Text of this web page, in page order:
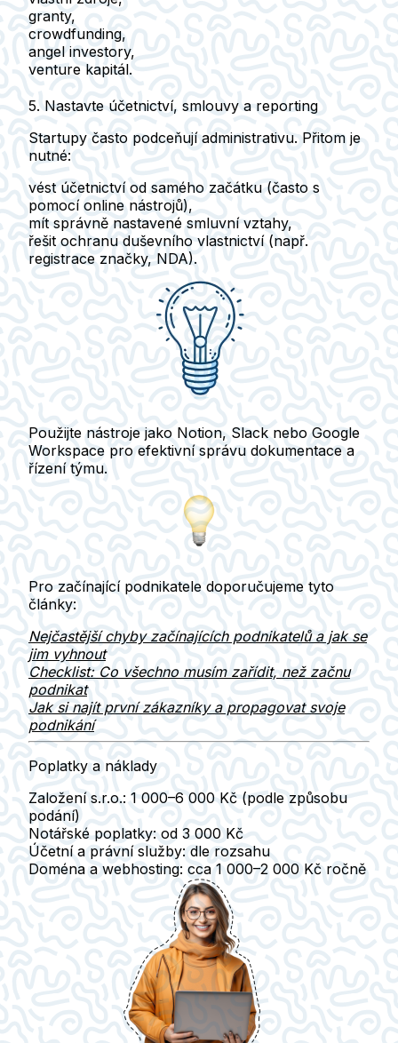
granty,
crowdfunding,
angel investory,
venture kapitál.
5. Nastavte účetnictví, smlouvy a reporting
Startupy často podceňují administrativu. Přitom je
nutné:
vést účetnictví od samého začátku (často s
pomocí online nástrojů),
mít správně nastavené smluvní vztahy,
řešit ochranu duševního vlastnictví (např.
registrace značky, NDA).
Použijte nástroje jako Notion, Slack nebo Google
Workspace pro efektivní správu dokumentace a
řízení týmu.
Pro začínající podnikatele doporučujeme tyto
články:
Nejčastější chyby začínajících podnikatelů a jak se
jim vyhnout
Checklist: Co všechno musím zařídit, než začnu
podnikat
Jak si najít první zákazníky a propagovat svoje
podnikání
Poplatky a náklady
Založení s.r.o.: 1 000–6 000 Kč (podle způsobu
podání)
Notářské poplatky: od 3 000 Kč
Účetní a právní služby: dle rozsahu
Doména a webhosting: cca 1 000–2 000 Kč ročně